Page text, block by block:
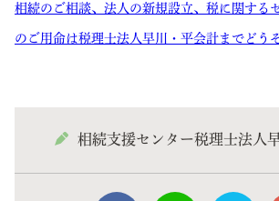
相続のご相談、法人の新規設立、税に関する
のご用命は税理士法人早川・平会計までどうぞ
相続支援センター税理士法人